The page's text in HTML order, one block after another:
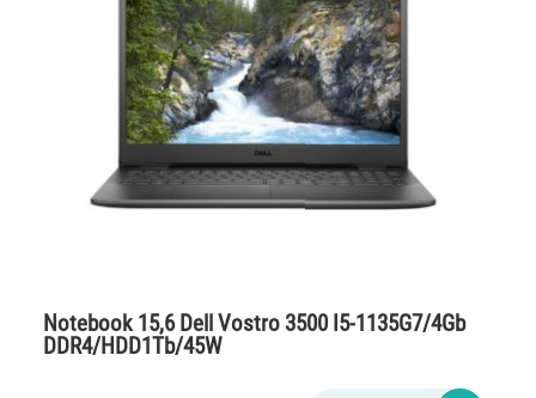
Notebook 15,6 Dell Vostro 3500 I5-1135G7/4Gb
DDR4/HDD1Tb/45W